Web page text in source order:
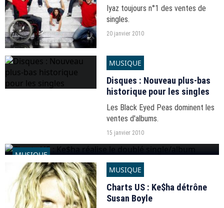
Iyaz toujours n°1 des ventes de
singles.
20 janvier 2010
MUSIQUE
Disques : Nouveau plus-bas
historique pour les singles
Les Black Eyed Peas dominent les
ventes d'albums.
15 janvier 2010
MUSIQUE
Charts US : Ke$ha réalise le doublé single/album
15 janvier 2010
MUSIQUE
Charts US : Ke$ha détrône
Susan Boyle